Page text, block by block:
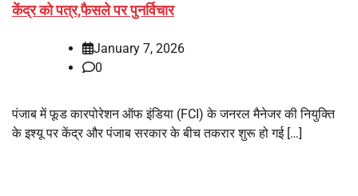
केंद्र को पत्र,फैसले पर पुनर्विचार
January 7, 2026
0
पंजाब में फूड कारपोरेशन ऑफ इंडिया (FCI) के जनरल मैनेजर की नियुक्ति
के इश्यू पर केंद्र और पंजाब सरकार के बीच तकरार शुरू हो गई […]